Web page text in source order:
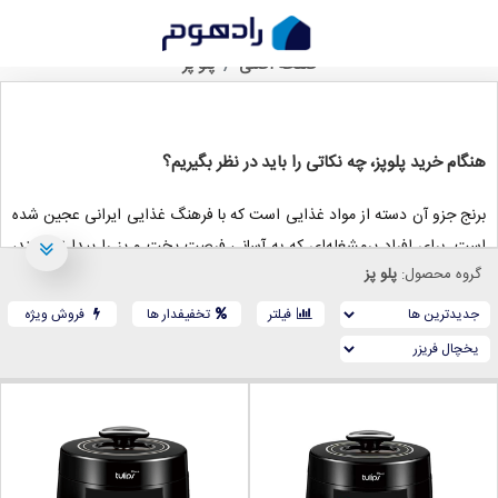
خرید پلوپز، از بررسی قیمت تا انتخاب
صفحه اصلی پلو پز
هنگام خرید پلوپز، چه نکاتی را باید در نظر بگیریم؟
برنج جزو آن دسته از مواد غذایی است که با فرهنگ غذایی ایرانی عجین شده
است. برای افراد پرمشغله‌ای که به آسانی فرصت پخت و پز را پیدا نمی‌کنند،
وسایل و تجهیزات مدرن آشپزخانه اهمیت زیادی دارند. پلوپز یکی از آن
تجهیزات مدرن و کاربرد است.
ممکن است وجود برندها و مدل‌های مختلف، انتخاب محصول مناسب را سخت
کند، اما با خواندن راهنمای خرید پلوپز، می‌توان انتخاب آسان‌تر و مناسبی
ظرفیت پلوپز
گروه محصول: پلو پز
فیلتر تخفیفدار ها فروش ویژه